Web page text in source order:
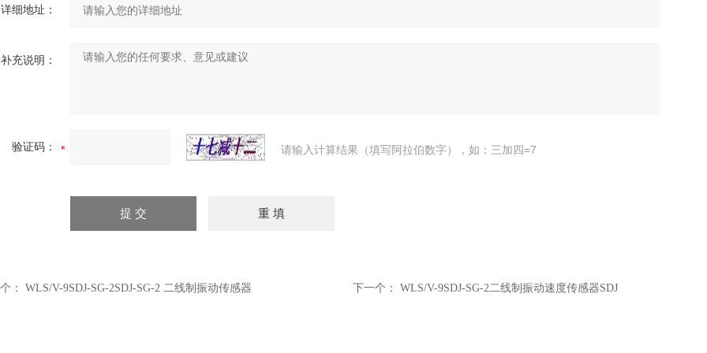
详细地址：
补充说明：
验证码： 请输入计算结果（填写阿拉伯数字），如：三加四=7
： WLS/V-9SDJ-SG-2SDJ-SG-2 二线制振动传感器 下一个： WLS/V-9SDJ-SG-2二线制振动速度传感器SDJ